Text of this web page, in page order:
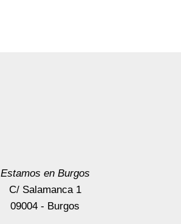
Estamos en Burgos
C/ Salamanca 1
09004 - Burgos